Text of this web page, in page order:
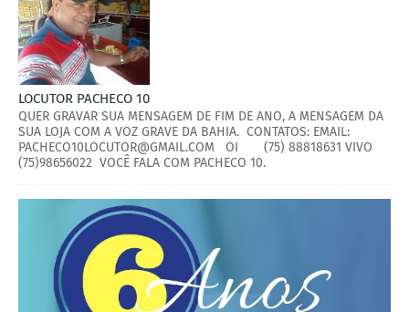
LOCUTOR PACHECO 10
QUER GRAVAR SUA MENSAGEM DE FIM DE ANO, A MENSAGEM DA
SUA LOJA COM A VOZ GRAVE DA BAHIA. CONTATOS: EMAIL:
PACHECO10LOCUTOR@GMAIL.COM OI (75) 88818631 VIVO
(75)98656022 VOCÊ FALA COM PACHECO 10.